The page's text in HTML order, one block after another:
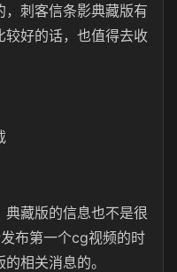
刺客信条影典藏版有
较好的话，也值得去收
典藏版的信息也不是很
布第一个cg视频的时
相关消息的。